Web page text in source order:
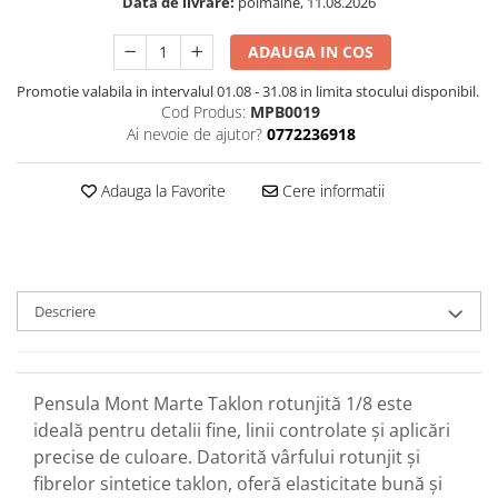
ADAUGA IN COS
Promotie valabila in intervalul 01.08 - 31.08 in limita stocului disponibil.
Cod Produs: MPB0019
Ai nevoie de ajutor? 0772236918
Adauga la Favorite Cere informatii
Descriere
Pensula Mont Marte Taklon rotunjită 1/8 este
ideală pentru detalii fine, linii controlate și aplicări
precise de culoare. Datorită vârfului rotunjit și
fibrelor sintetice taklon, oferă elasticitate bună și